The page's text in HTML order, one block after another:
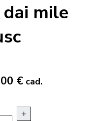
mile
€ cad.
+